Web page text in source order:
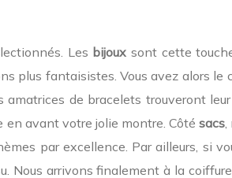
Les bijoux sont cette
plus fantaisistes. Vous avez alors
de bracelets trouveront
en avant votre jolie montre. Côtésacs,
par excellence. Par ailleurs, si
arrivons finalement à la